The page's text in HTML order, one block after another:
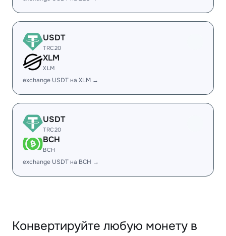
USDT
TRC20
XLM
XLM
exchange USDT на XLM →
USDT
TRC20
BCH
BCH
exchange USDT на BCH →
Конвертируйте любую монету в